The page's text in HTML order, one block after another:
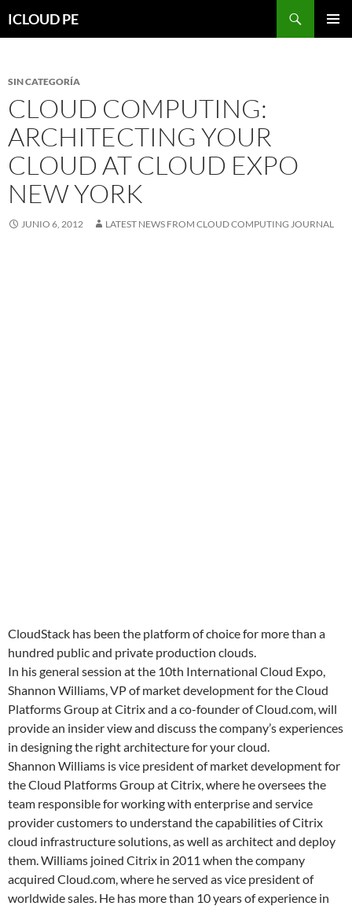
hacia
ICLOUD PE
SIN CATEGORÍA
CLOUD COMPUTING:
ARCHITECTING YOUR
CLOUD AT CLOUD EXPO
NEW YORK
JUNIO 6, 2012 LATEST NEWS FROM CLOUD COMPUTING JOURNAL
CloudStack has been the platform of choice for more than a
hundred public and private production clouds.
In his general session at the 10th International Cloud Expo,
Shannon Williams, VP of market development for the Cloud
Platforms Group at Citrix and a co-founder of Cloud.com, will
provide an insider view and discuss the company’s experiences
in designing the right architecture for your cloud.
Shannon Williams is vice president of market development for
the Cloud Platforms Group at Citrix, where he oversees the
team responsible for working with enterprise and service
provider customers to understand the capabilities of Citrix
cloud infrastructure solutions, as well as architect and deploy
them. Williams joined Citrix in 2011 when the company
acquired Cloud.com, where he served as vice president of
worldwide sales. He has more than 10 years of experience in